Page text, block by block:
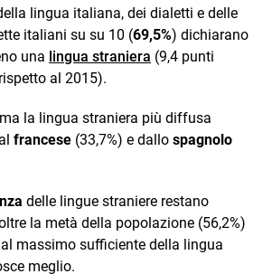
lingua italiana, dei dialetti e delle
italiani su su 10 (69,5%) dichiarano
una lingua straniera (9,4 punti
al 2015).
la lingua straniera più diffusa
francese (33,7%) e dallo spagnolo
delle lingue straniere restano
la metà della popolazione (56,2%)
massimo sufficiente della lingua
meglio.